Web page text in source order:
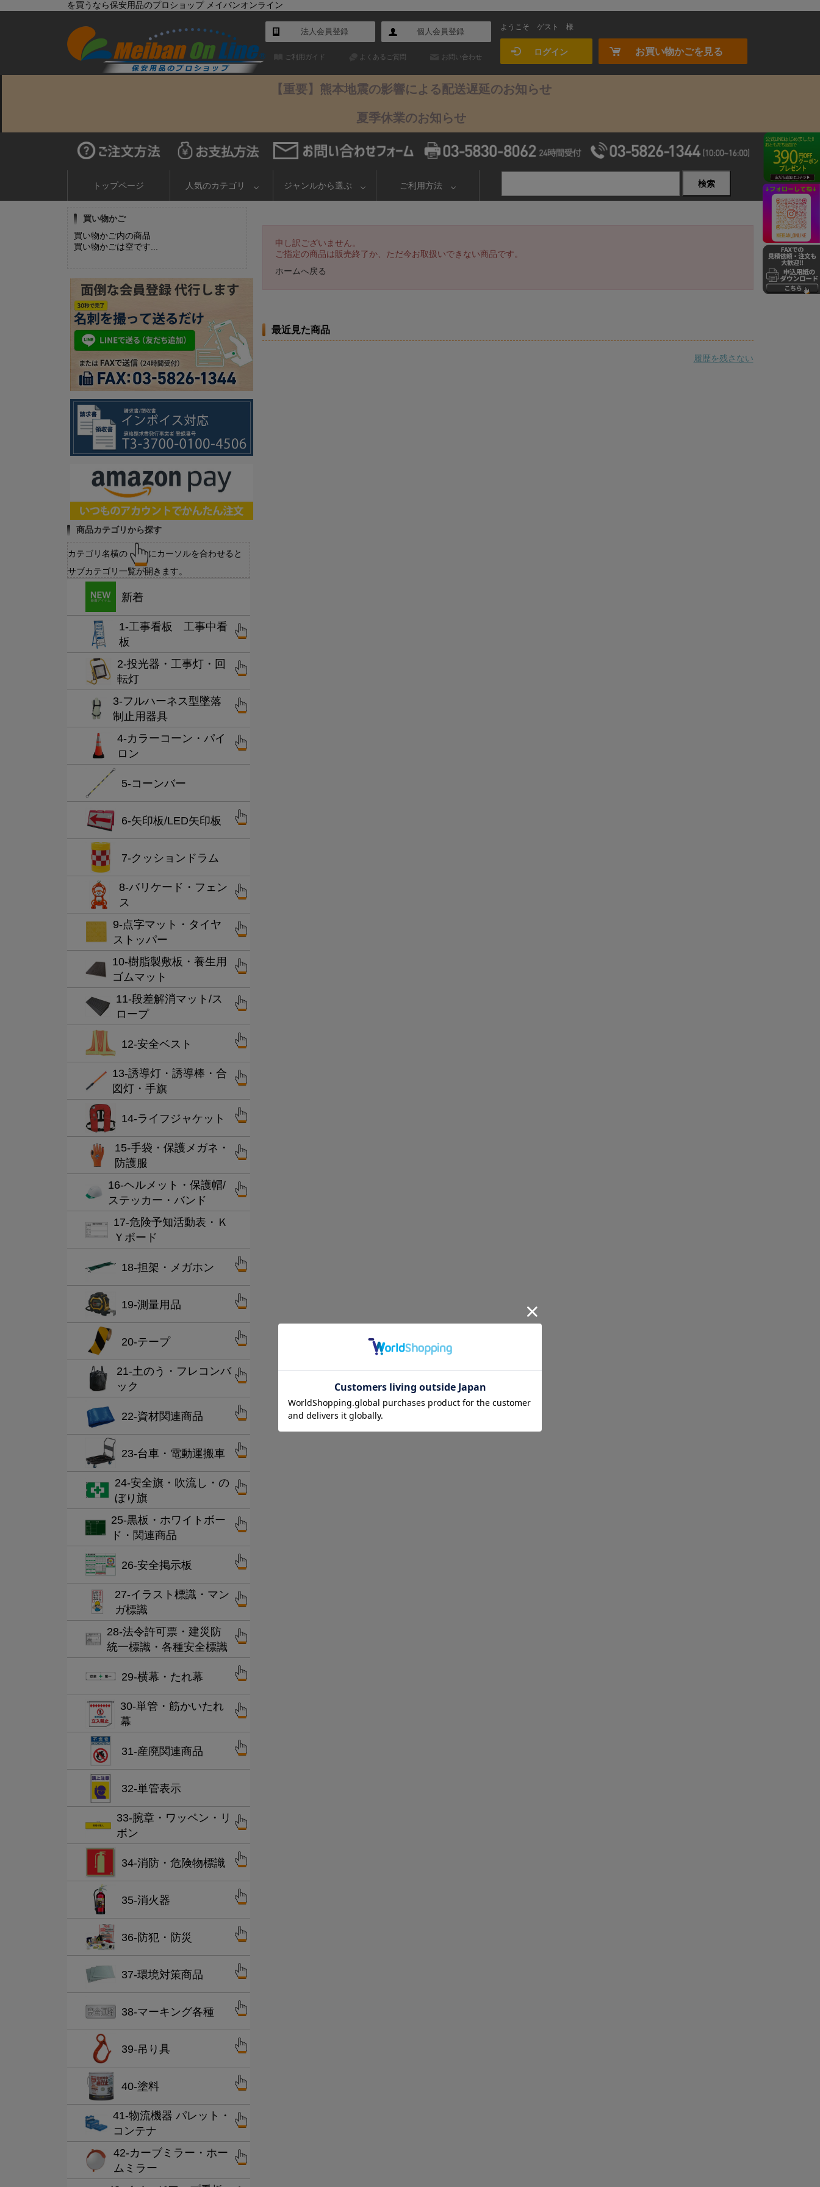
を買うなら保安用品のプロショップ メイバンオンライン
法人会員登録 個人会員登録
ご利用ガイド よくあるご質問 お問い合わせ
ようこそ ゲスト 様
ログイン お買い物かごを見る
【重要】熊本地震の影響による配送遅延のお知らせ
夏季休業のお知らせ
トップページ 人気のカテゴリ ジャンルから選ぶ ご利用方法 検索
買い物かご
買い物かご内の商品
買い物かごは空です...
商品カテゴリから探す
カテゴリ名横の
にカーソルを合わせると
サブカテゴリ一覧が開きます。
新着
1-工事看板 工事中看
板
2-投光器・工事灯・回
転灯
3-フルハーネス型墜落
制止用器具
4-カラーコーン・パイ
ロン
5-コーンバー
6-矢印板/LED矢印板
7-クッションドラム
8-バリケード・フェン
ス
9-点字マット・タイヤ
ストッパー
10-樹脂製敷板・養生用
ゴムマット
11-段差解消マット/ス
ロープ
12-安全ベスト
13-誘導灯・誘導棒・合
図灯・手旗
14-ライフジャケット
15-手袋・保護メガネ・
防護服
16-ヘルメット・保護帽/
ステッカー・バンド
17-危険予知活動表・Ｋ
Ｙボード
18-担架・メガホン
19-測量用品
20-テープ
21-土のう・フレコンバ
ック
22-資材関連商品
23-台車・電動運搬車
24-安全旗・吹流し・の
ぼり旗
25-黒板・ホワイトボー
ド・関連商品
26-安全掲示板
27-イラスト標識・マン
ガ標識
28-法令許可票・建災防
統一標識・各種安全標識
29-横幕・たれ幕
30-単管・筋かいたれ
幕
31-産廃関連商品
32-単管表示
33-腕章・ワッペン・リ
ボン
34-消防・危険物標識
35-消火器
36-防犯・防災
37-環境対策商品
38-マーキング各種
39-吊り具
40-塗料
41-物流機器 パレット・
コンテナ
42-カーブミラー・ホー
ムミラー
申し訳ございません。
ご指定の商品は販売終了か、ただ今お取扱いできない商品です。
ホームへ戻る
最近見た商品
履歴を残さない